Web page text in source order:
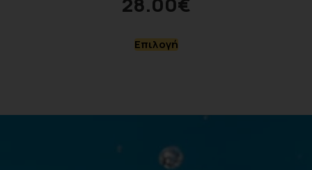
Επιλογή